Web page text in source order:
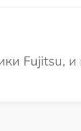
Fujitsu,